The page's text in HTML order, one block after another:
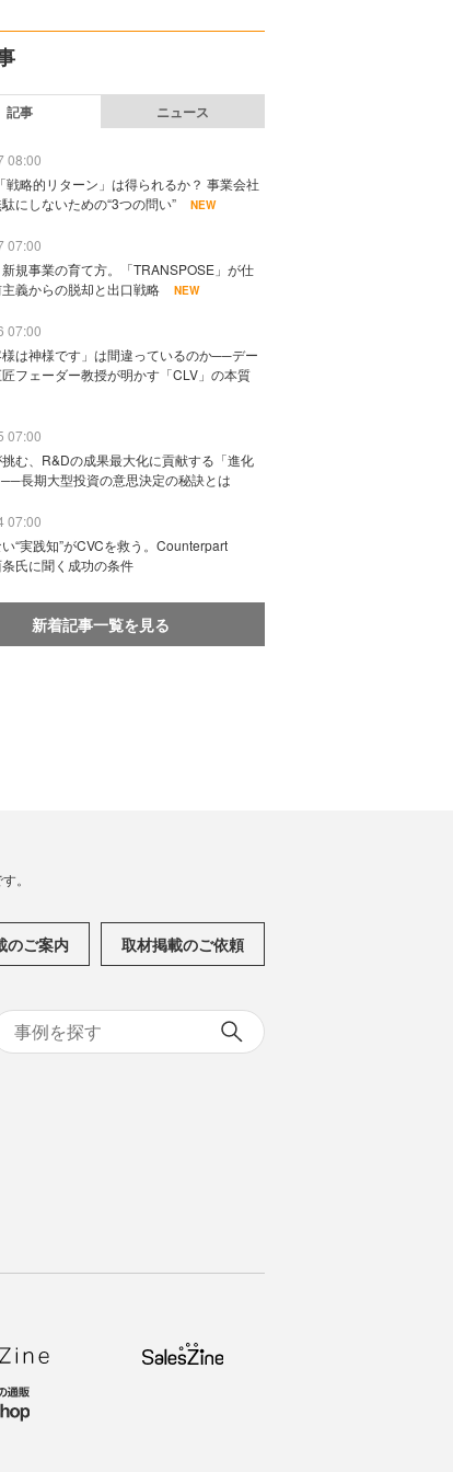
記事 ニュース
08:00
戦略的リターン」は得られるか？ 事業会社
にしないための“3つの問い”
NEW
07:00
規事業の育て方。「TRANSPOSE」が仕
義からの脱却と出口戦略
NEW
07:00
は神様です」は間違っているのか──デー
フェーダー教授が明かす「CLV」の本質
07:00
む、R&Dの成果最大化に貢献する「進化
長期大型投資の意思決定の秘訣とは
07:00
“実践知”がCVCを救う。Counterpart
氏に聞く成功の条件
新着記事一覧を見る
。
のご案内 取材掲載のご依頼